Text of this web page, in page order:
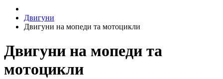
Двигуни
Двигуни на мопеди та мотоцикли
Двигуни на мопеди та
мотоцикли